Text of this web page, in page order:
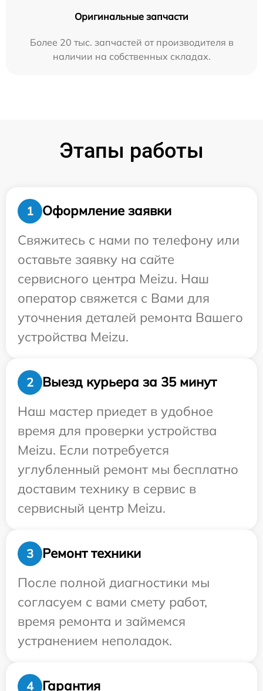
Оригинальные запчасти
Более 20 тыс. запчастей от производителя в
наличии на собственных складах.
Этапы работы
1
Оформление заявки
Свяжитесь с нами по телефону или
оставьте заявку на сайте
сервисного центра Meizu. Наш
оператор свяжется с Вами для
уточнения деталей ремонта Вашего
устройства Meizu.
2
Выезд курьера за 35 минут
Наш мастер приедет в удобное
время для проверки устройства
Meizu. Если потребуется
углубленный ремонт мы бесплатно
доставим технику в сервис в
сервисный центр Meizu.
3
Ремонт техники
После полной диагностики мы
согласуем с вами смету работ,
время ремонта и займемся
устранением неполадок.
4 Гарантия